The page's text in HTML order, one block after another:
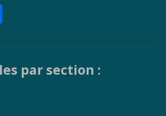
g par section :